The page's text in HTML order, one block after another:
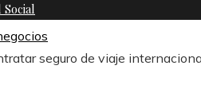
seguro de viaje